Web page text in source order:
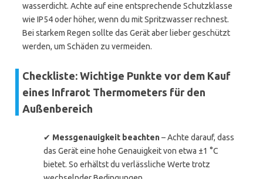
wasserdicht. Achte auf eine entsprechende Schutzklasse
wie IP54 oder höher, wenn du mit Spritzwasser rechnest.
Bei starkem Regen sollte das Gerät aber lieber geschützt
werden, um Schäden zu vermeiden.
Checkliste: Wichtige Punkte vor dem Kauf
eines Infrarot Thermometers für den
Außenbereich
✔ Messgenauigkeit beachten– Achte darauf, dass
das Gerät eine hohe Genauigkeit von etwa ±1 °C
bietet. So erhältst du verlässliche Werte trotz